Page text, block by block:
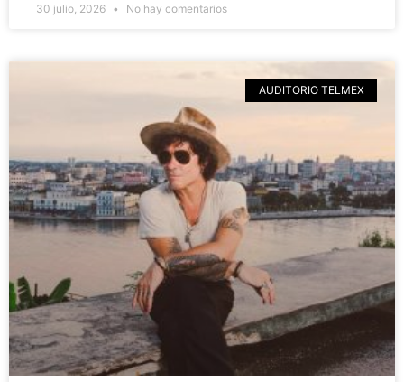
30 julio, 2026 No hay comentarios
AUDITORIO TELMEX